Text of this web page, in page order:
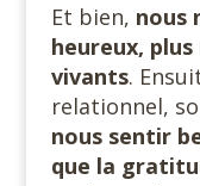
Et bien, nous
heureux,
vivants.
relationnel,
nous sentir
que la